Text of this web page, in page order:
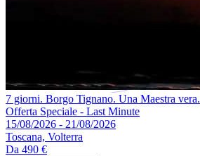
7 giorni. Borgo Tignano. Una Maestra vera.
Offerta Speciale - Last Minute
15/08/2026 - 21/08/2026
Toscana, Volterra
Da 490 €